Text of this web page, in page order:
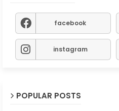
facebook
instagram
POPULAR POSTS